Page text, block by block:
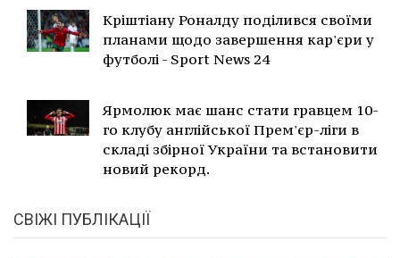
Кріштіану Роналду поділився своїми
планами щодо завершення кар'єри у
футболі - Sport News 24
Ярмолюк має шанс стати гравцем 10-
го клубу англійської Прем'єр-ліги в
складі збірної України та встановити
новий рекорд.
СВІЖІ ПУБЛІКАЦІЇ